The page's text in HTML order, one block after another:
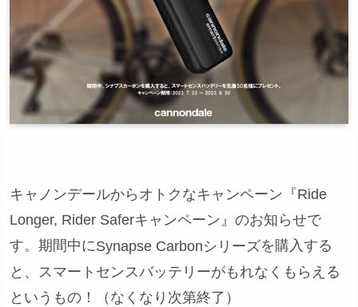
キャノンデールからオトクなキャンペーン『Ride
Longer, Rider Saferキャンペーン』のお知らせで
す。期間中にSynapse Carbonシリーズを購入する
と、スマートセンスバッテリーがもれなくもらえる
というもの！（なくなり次第終了）